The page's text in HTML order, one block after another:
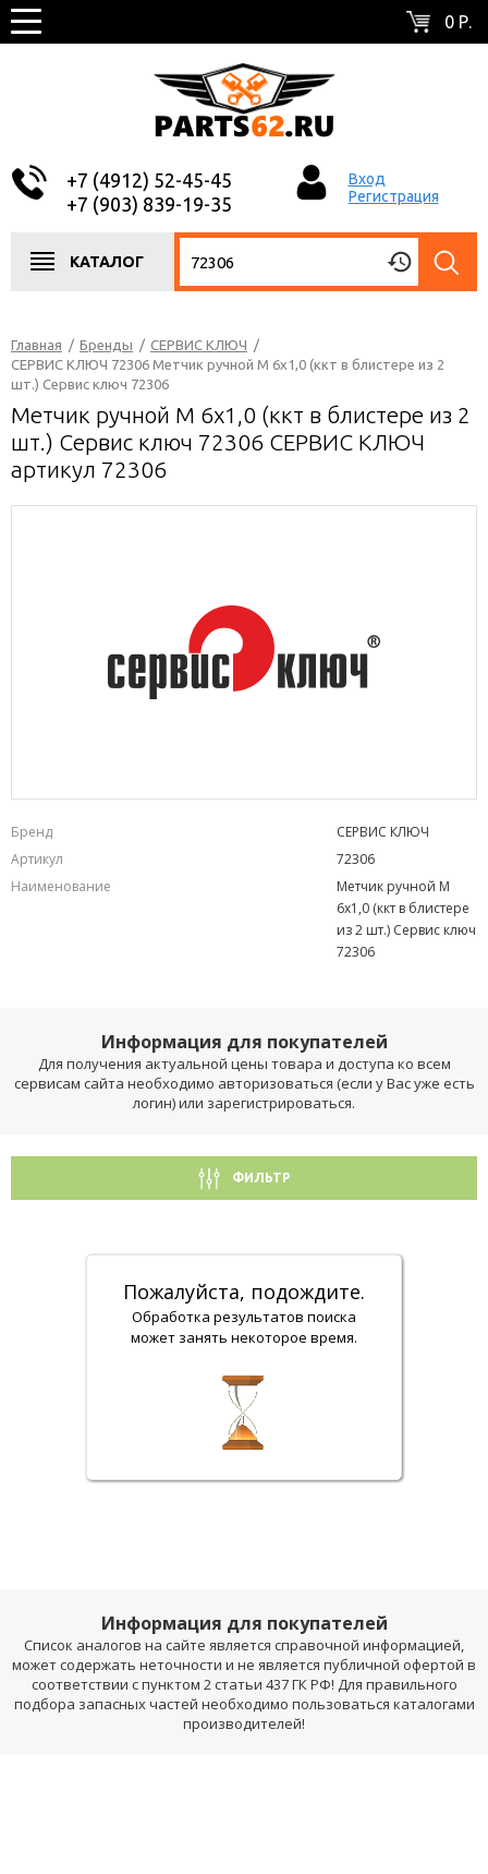
0 Р.
+7 (4912) 52-45-45
+7 (903) 839-19-35
Вход
Регистрация
КАТАЛОГ
Главная / Бренды / СЕРВИС КЛЮЧ /
СЕРВИС КЛЮЧ 72306 Метчик ручной М 6х1,0 (ккт в блистере из 2
шт.) Сервис ключ 72306
Метчик ручной М 6х1,0 (ккт в блистере из 2
шт.) Сервис ключ 72306 СЕРВИС КЛЮЧ
артикул 72306
Бренд
СЕРВИС КЛЮЧ
Артикул
72306
Наименование
Метчик ручной М
6х1,0 (ккт в блистере
из 2 шт.) Сервис ключ
72306
Информация для покупателей
Для получения актуальной цены товара и доступа ко всем
сервисам сайта необходимо авторизоваться (если у Вас уже есть
логин) или зарегистрироваться.
ФИЛЬТР
Пожалуйста, подождите.
Обработка результатов поиска
может занять некоторое время.
Информация для покупателей
Список аналогов на сайте является справочной информацией,
может содержать неточности и не является публичной офертой в
соответствии с пунктом 2 статьи 437 ГК РФ! Для правильного
подбора запасных частей необходимо пользоваться каталогами
производителей!